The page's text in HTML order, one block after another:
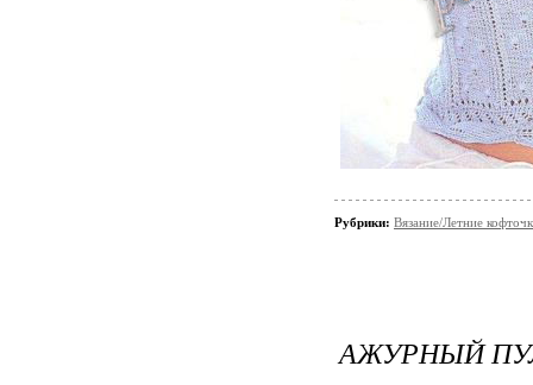
Рубрики: Вязание/Летние
АЖУРНЫЙ